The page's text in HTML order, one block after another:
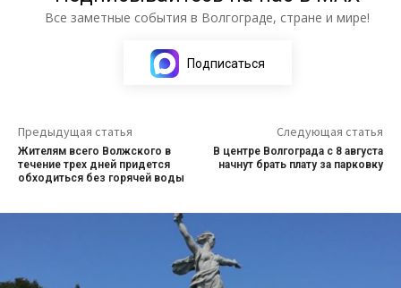
Все заметные события в Волгограде, стране и мире!
Подписаться
Предыдущая статья
Жителям всего Волжского в
течение трех дней придется
обходиться без горячей воды
Следующая статья
В центре Волгограда с 8 августа
начнут брать плату за парковку